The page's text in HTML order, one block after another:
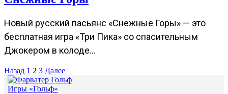
Новый русский пасьянс «Снежные Горы» — это
бесплатная игра «Три Пика» со спасительным
Джокером в колоде…
Пагинация
записей
Назад 1 2 3 Далее
Игры «Гольф»